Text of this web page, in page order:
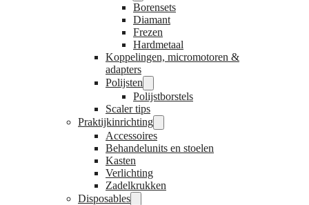
Borensets
Diamant
Frezen
Hardmetaal
Koppelingen, micromotoren &
adapters
Polijsten
Polijstborstels
Scaler tips
Praktijkinrichting
Accessoires
Behandelunits en stoelen
Kasten
Verlichting
Zadelkrukken
Disposables